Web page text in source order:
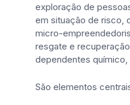
exploração de
em situação de risco,
micro-
resgate e
dependentes químico,
São elementos